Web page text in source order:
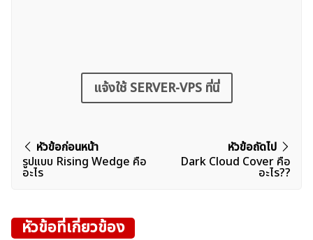
แจ้งใช้ SERVER-VPS ที่นี่
แนะแนว
เรื่อง
หัวข้อก่อนหน้า
รูปแบบ Rising Wedge คือ
อะไร
หัวข้อถัดไป
Dark Cloud Cover คือ
อะไร??
หัวข้อที่เกี่ยวข้อง